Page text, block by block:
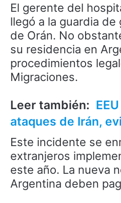
El gerente del
llegó a la guardia
de Orán. No
su residencia en
procedimientos
Migraciones.
Leer también:
ataques de Irán,
Este incidente se
extranjeros
este año. La nueva
Argentina deben